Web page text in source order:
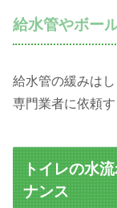
給水管やボー
給水管の緩みは
専門業者に依頼
トイレの水
ナンス